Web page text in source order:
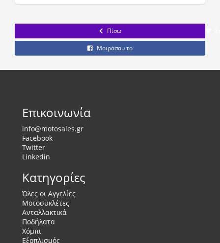
Πίσω
Μοιράσου το
Επικοινωνία
info@motosales.gr
Facebook
Twitter
Linkedin
Κατηγορίες
Όλες οι Αγγελίες
Μοτοσυκλέτες
Ανταλλακτικά
Ποδήλατα
Χόμπι
Εξοπλισμός